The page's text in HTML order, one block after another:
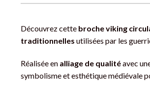
Découvrez cette broche viking
traditionnelles utilisées par les
Réalisée en alliage de qualitéavec
symbolisme et esthétique médiévale